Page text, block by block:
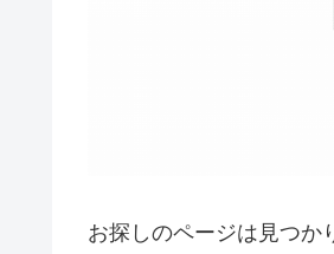
お探しのページは見つか